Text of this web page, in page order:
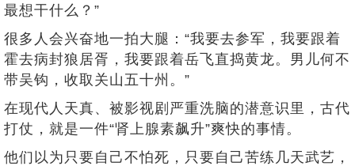
最想干什么？”
很多人会兴奋地一拍大腿：“我要去参军，我要跟着
霍去病封狼居胥，我要跟着岳飞直捣黄龙。男儿何不
带吴钩，收取关山五十州。”
在现代人天真、被影视剧严重洗脑的潜意识里，古代
打仗，就是一件“肾上腺素飙升”爽快的事情。
他们以为只要自己不怕死，只要自己苦练几天武艺，